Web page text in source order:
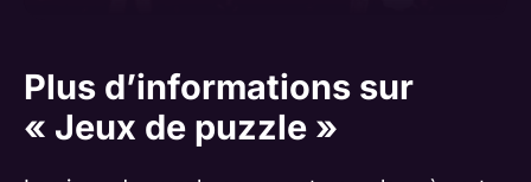
Plus d’informations sur
« Jeux de puzzle »